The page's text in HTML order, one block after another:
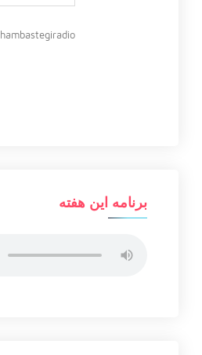
hambastegiradio@
برنامه این هفته